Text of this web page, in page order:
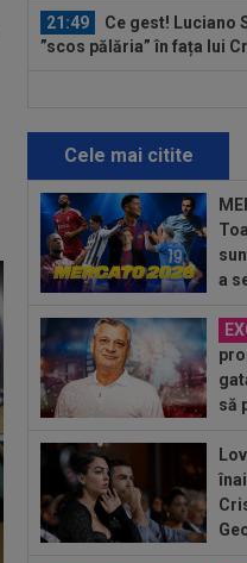
21:49
Ce gest! Luciano
”scos pălăria” în fața lui
Din Tulcea,
21:44
OFICIAL
A fost
funcția de antrenor al
21:29 EXCLUSIV
Universitatea Craiova a
Analiza transferurilor...
meciul cu UTA
23:18
L-a ”vrăjit” pe
minute: ”N-ai cum să dai
22:55
VIDEO
UTA -
spectaculoasă între
pe Francisc...
22:40
EXCLUSIV
Cele mai citite
a
să